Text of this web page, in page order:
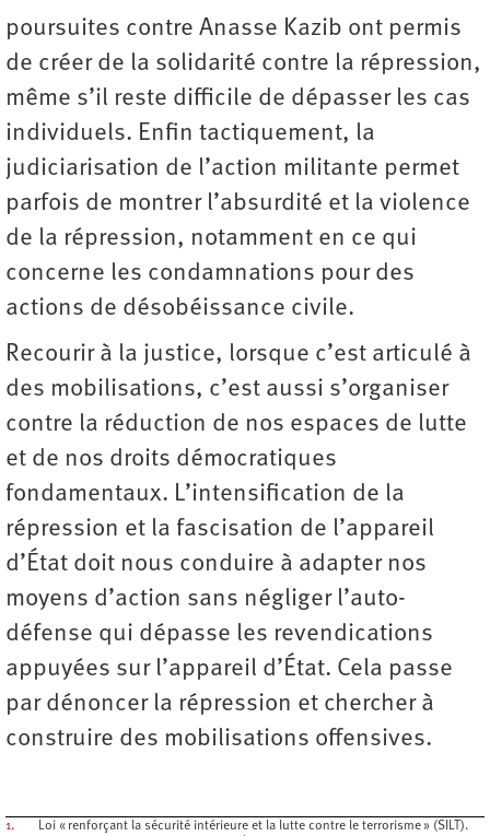
poursuites contre Anasse Kazib ont permis
de créer de la solidarité contre la répression,
même s’il reste difficile de dépasser les cas
individuels. Enfin tactiquement, la
judiciarisation de l’action militante permet
parfois de montrer l’absurdité et la violence
de la répression, notamment en ce qui
concerne les condamnations pour des
actions de désobéissance civile.
Recourir à la justice, lorsque c’est articulé à
des mobilisations, c’est aussi s’organiser
contre la réduction de nos espaces de lutte
et de nos droits démocratiques
fondamentaux. L’intensification de la
répression et la fascisation de l’appareil
d’État doit nous conduire à adapter nos
moyens d’action sans négliger l’auto-
défense qui dépasse les revendications
appuyées sur l’appareil d’État. Cela passe
par dénoncer la répression et chercher à
construire des mobilisations offensives.
1.
Loi « renforçant la sécurité intérieure et la lutte contre le terrorisme » (SILT).